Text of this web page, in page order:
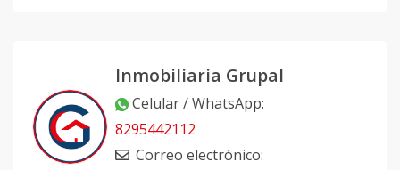
Inmobiliaria Grupal
Celular / WhatsApp:
8295442112
Correo electrónico: